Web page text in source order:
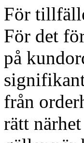
För
För det
på
från
rätt